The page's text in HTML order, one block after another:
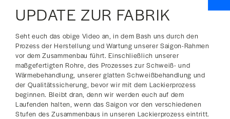
UPDATE ZUR FABRIK
Seht euch das obige Video an, in dem Bash uns durch den
Prozess der Herstellung und Wartung unserer Saigon-Rahmen
vor dem Zusammenbau führt. Einschließlich unserer
maßgefertigten Rohre, des Prozesses zur Schweiß- und
Wärmebehandlung, unserer glatten Schweißbehandlung und
der Qualitätssicherung, bevor wir mit dem Lackierprozess
beginnen. Bleibt dran, denn wir werden euch auf dem
Laufenden halten, wenn das Saigon vor den verschiedenen
Stufen des Zusammenbaus in unseren Lackierprozess eintritt.